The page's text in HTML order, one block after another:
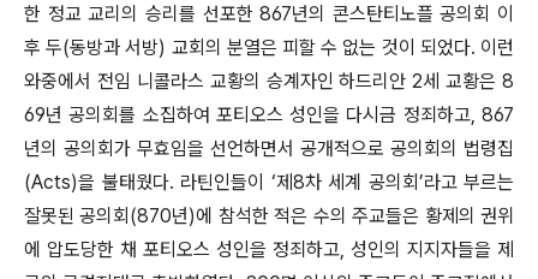
한 정교 교리의 승리를 선포한 867년의 콘스탄티노플 공의회 이
후 두(동방과 서방) 교회의 분열은 피할 수 없는 것이 되었다. 이런
와중에서 전임 니콜라스 교황의 승계자인 하드리안 2세 교황은 8
69년 공의회를 소집하여 포티오스 성인을 다시금 정죄하고, 867
년의 공의회가 무효임을 선언하면서 공개적으로 공의회의 법령집
(Acts)을 불태웠다. 라틴인들이 ‘제8차 세계 공의회’라고 부르는
잘못된 공의회(870년)에 참석한 적은 수의 주교들은 황제의 권위
에 압도당한 채 포티오스 성인을 정죄하고, 성인의 지지자들을 제